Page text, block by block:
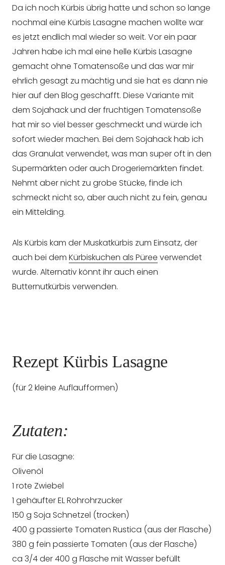
Da ich noch Kürbis übrig hatte und schon so lange
nochmal eine Kürbis Lasagne machen wollte war
es jetzt endlich mal wieder so weit. Vor ein paar
Jahren habe ich mal eine helle Kürbis Lasagne
gemacht ohne Tomatensoße und das war mir
ehrlich gesagt zu mächtig und sie hat es dann nie
hier auf den Blog geschafft. Diese Variante mit
dem Sojahack und der fruchtigen Tomatensoße
hat mir so viel besser geschmeckt und würde ich
sofort wieder machen. Bei dem Sojahack hab ich
das Granulat verwendet, was man super oft in den
Supermärkten oder auch Drogeriemärkten findet.
Nehmt aber nicht zu grobe Stücke, finde ich
schmeckt nicht so, aber auch nicht zu fein, genau
ein Mittelding.
Als Kürbis kam der Muskatkürbis zum Einsatz, der
auch bei dem Kürbiskuchen als Püree verwendet
wurde. Alternativ könnt ihr auch einen
Butternutkürbis verwenden.
Rezept Kürbis Lasagne
(für 2 kleine Auflaufformen)
Zutaten:
Für die Lasagne:
Olivenöl
1 rote Zwiebel
1 gehäufter EL Rohrohrzucker
150 g Soja Schnetzel (trocken)
400 g passierte Tomaten Rustica (aus der Flasche)
380 g fein passierte Tomaten (aus der Flasche)
ca 3/4 der 400 g Flasche mit Wasser befüllt